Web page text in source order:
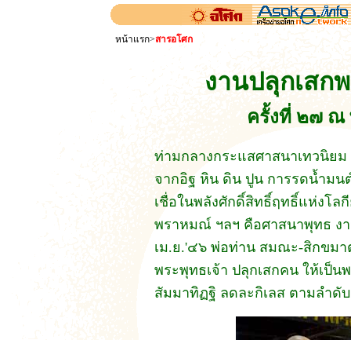
หน้าแรก>สารอโศก
งานปลุกเสก
ครั้งที่ ๒๗ ณ
ท่ามกลางกระแสศาสนาเทวนิย
จากอิฐ หิน ดิน ปูน การรดน้ำมน
เชื่อในพลังศักดิ์สิทธิ์ฤทธิ์แห่งโล
พราหมณ์ ฯลฯ คือศาสนาพุทธ ง
เม.ย.'๔๖ พ่อท่าน สมณะ-สิกขมา
พระพุทธเจ้า ปลุกเสกคน ให้เป็น
สัมมาทิฏฐิ ลดละกิเลส ตามลำดั